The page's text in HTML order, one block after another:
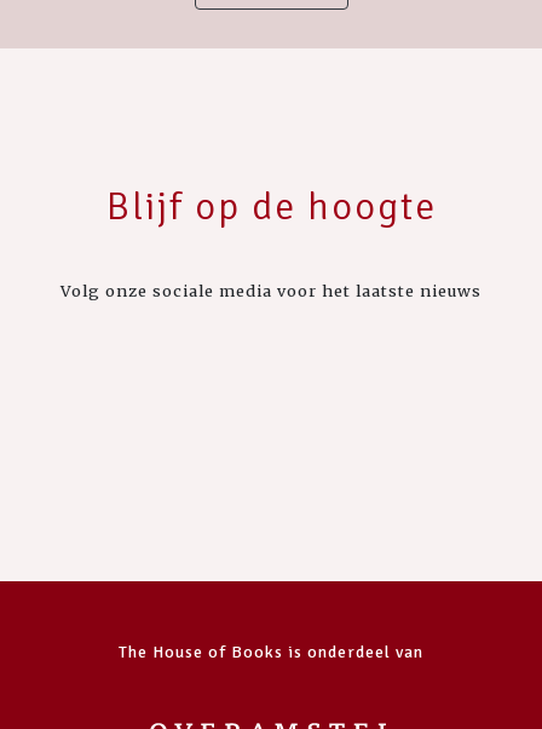
Blijf op de hoogte
Volg onze sociale media voor het laatste nieuws
The House of Books is onderdeel van